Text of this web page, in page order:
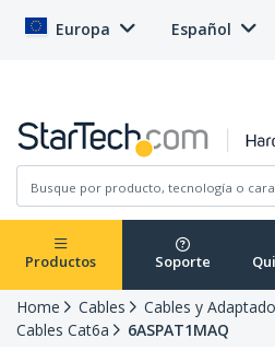
Europa Español
Productos Soporte
Home Cables
Cables y
Cables Cat6a
6ASPAT1MAQ